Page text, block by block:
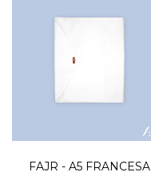
FAJR - A5 FRANCESA